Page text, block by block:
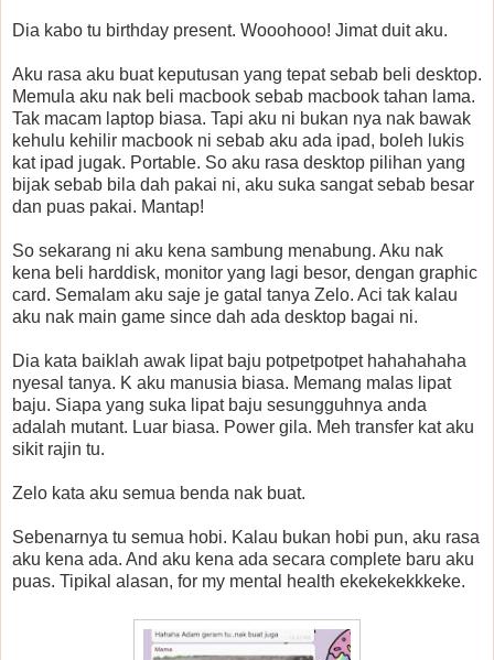
Dia kabo tu birthday present. Wooohooo! Jimat duit aku.
Aku rasa aku buat keputusan yang tepat sebab beli desktop.
Memula aku nak beli macbook sebab macbook tahan lama.
Tak macam laptop biasa. Tapi aku ni bukan nya nak bawak
kehulu kehilir macbook ni sebab aku ada ipad, boleh lukis
kat ipad jugak. Portable. So aku rasa desktop pilihan yang
bijak sebab bila dah pakai ni, aku suka sangat sebab besar
dan puas pakai. Mantap!
So sekarang ni aku kena sambung menabung. Aku nak
kena beli harddisk, monitor yang lagi besor, dengan graphic
card. Semalam aku saje je gatal tanya Zelo. Aci tak kalau
aku nak main game since dah ada desktop bagai ni.
Dia kata baiklah awak lipat baju potpetpotpet hahahahaha
nyesal tanya. K aku manusia biasa. Memang malas lipat
baju. Siapa yang suka lipat baju sesungguhnya anda
adalah mutant. Luar biasa. Power gila. Meh transfer kat aku
sikit rajin tu.
Zelo kata aku semua benda nak buat.
Sebenarnya tu semua hobi. Kalau bukan hobi pun, aku rasa
aku kena ada. And aku kena ada secara complete baru aku
puas. Tipikal alasan, for my mental health ekekekekkkeke.